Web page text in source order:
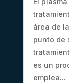
área de
punto de
es un
emplea...